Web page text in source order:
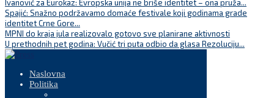
Ivanović za Eurokaz: Evropska unija ne briše identitet – ona pruža...
Spajić: Snažno podržavamo domaće festivale koji godinama grade
identitet Crne Gore...
MPNI do kraja jula realizovalo gotovo sve planirane aktivnosti
U prethodnih pet godina: Vučić tri puta odbio da glasa Rezoluciju...
Naslovna
Politika